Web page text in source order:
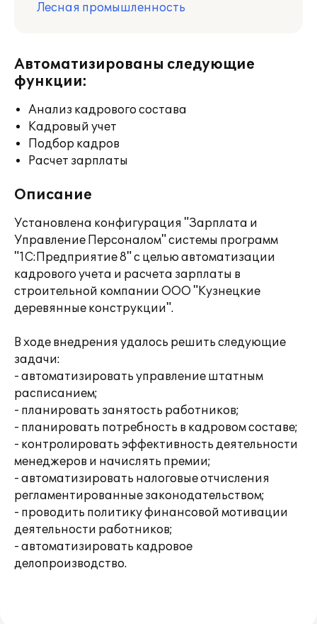
Лесная промышленность
Автоматизированы следующие
функции:
Анализ кадрового состава
Кадровый учет
Подбор кадров
Расчет зарплаты
Описание
Установлена конфигурация "Зарплата и
Управление Персоналом" системы программ
"1С:Предприятие 8" с целью автоматизации
кадрового учета и расчета зарплаты в
строительной компании ООО "Кузнецкие
деревянные конструкции".
В ходе внедрения удалось решить следующие
задачи:
- автоматизировать управление штатным
расписанием;
- планировать занятость работников;
- планировать потребность в кадровом составе;
- контролировать эффективность деятельности
менеджеров и начислять премии;
- автоматизировать налоговые отчисления
регламентированные законодательством;
- проводить политику финансовой мотивации
деятельности работников;
- автоматизировать кадровое
делопроизводство.